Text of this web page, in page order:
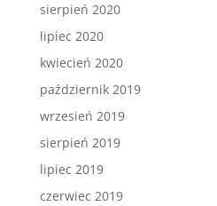
sierpień 2020
lipiec 2020
kwiecień 2020
październik 2019
wrzesień 2019
sierpień 2019
lipiec 2019
czerwiec 2019